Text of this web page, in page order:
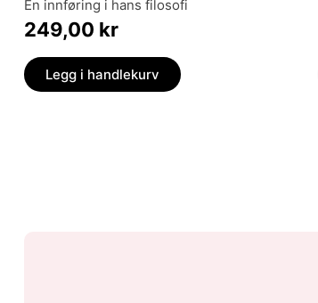
en innføring i hans filosofi
249,00 kr
Legg i handlekurv